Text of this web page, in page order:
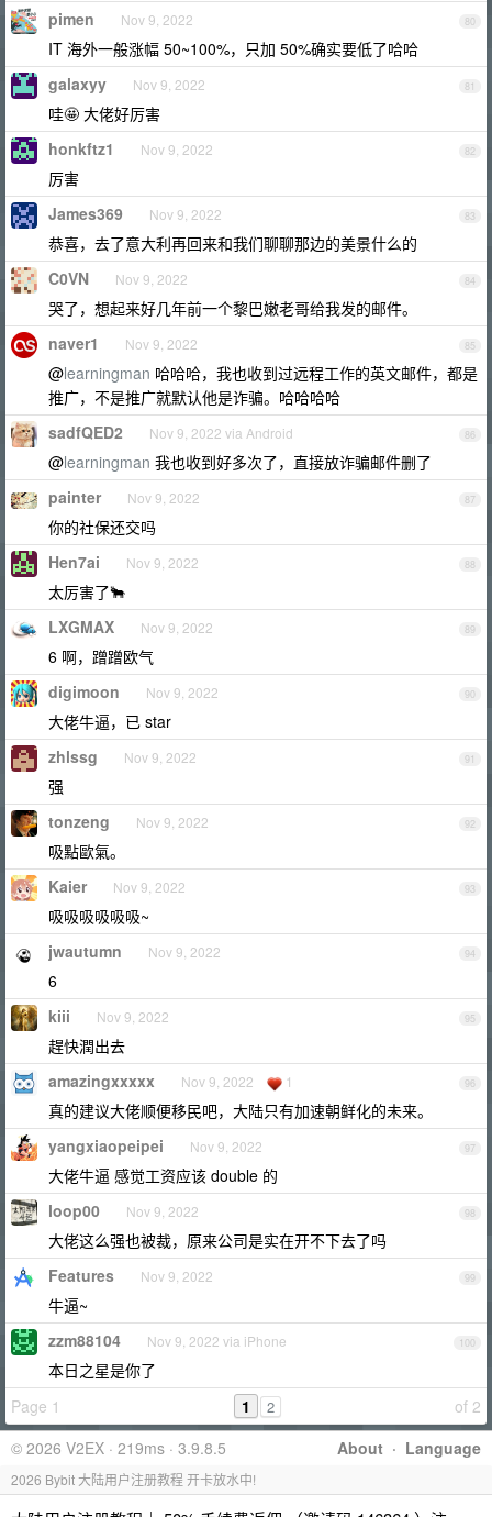
80
pimen Nov 9, 2022
IT 海外一般涨幅 50~100%，只加 50%确实要低了哈哈
81
galaxyy Nov 9, 2022
哇🤩 大佬好厉害
82
honkftz1 Nov 9, 2022
厉害
83
James369 Nov 9, 2022
恭喜，去了意大利再回来和我们聊聊那边的美景什么的
84
C0VN Nov 9, 2022
哭了，想起来好几年前一个黎巴嫩老哥给我发的邮件。
85
naver1 Nov 9, 2022
@learningman 哈哈哈，我也收到过远程工作的英文邮件，都是
推广，不是推广就默认他是诈骗。哈哈哈哈
86
sadfQED2 Nov 9, 2022 via Android
@learningman 我也收到好多次了，直接放诈骗邮件删了
87
painter Nov 9, 2022
你的社保还交吗
88
Hen7ai Nov 9, 2022
太厉害了🐂
89
LXGMAX Nov 9, 2022
6 啊，蹭蹭欧气
90
digimoon Nov 9, 2022
大佬牛逼，已 star
91
zhlssg Nov 9, 2022
强
92
tonzeng Nov 9, 2022
吸點歐氣。
93
Kaier Nov 9, 2022
吸吸吸吸吸吸~
94
jwautumn Nov 9, 2022
6
95
kiii Nov 9, 2022
趕快潤出去
96
amazingxxxxx Nov 9, 2022 1
真的建议大佬顺便移民吧，大陆只有加速朝鲜化的未来。
97
yangxiaopeipei Nov 9, 2022
大佬牛逼 感觉工资应该 double 的
98
loop00 Nov 9, 2022
大佬这么强也被裁，原来公司是实在开不下去了吗
99
Features Nov 9, 2022
牛逼~
100
zzm88104 Nov 9, 2022 via iPhone
本日之星是你了
Page 1
of 2
1 2
About · Language
© 2026 V2EX · 219ms · 3.9.8.5
2026 Bybit 大陆用户注册教程 开卡放水中!